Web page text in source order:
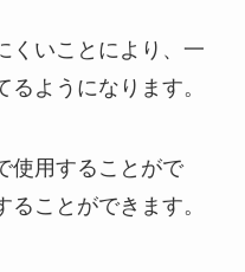
くいことにより、一
ようになります。
使用することがで
ことができます。